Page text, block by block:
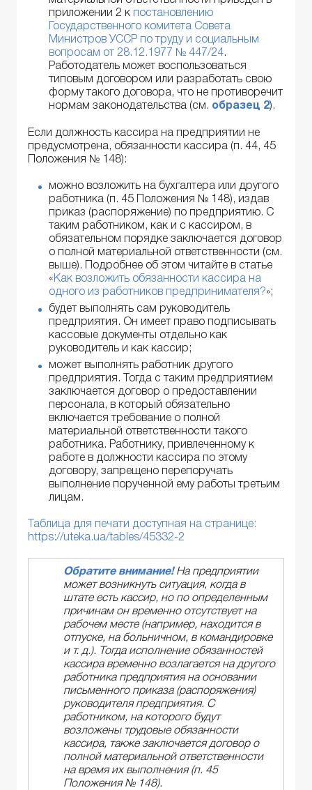
приложении 2 к постановлению
Государственного комитета Совета
Министров УССР по труду и социальным
вопросам от 28.12.1977 № 447/24.
Работодатель может воспользоваться
типовым договором или разработать свою
форму такого договора, что не противоречит
нормам законодательства (см. образец 2).
Если должность кассира на предприятии не
предусмотрена, обязанности кассира (п. 44, 45
Положения № 148):
можно возложить на бухгалтера или другого
работника (п. 45 Положения № 148), издав
приказ (распоряжение) по предприятию. С
таким работником, как и с кассиром, в
обязательном порядке заключается договор
о полной материальной ответственности (см.
выше). Подробнее об этом читайте в статье
« Как возложить обязанности кассира на
одного из работников предпринимателя?»;
будет выполнять сам руководитель
предприятия. Он имеет право подписывать
кассовые документы отдельно как
руководитель и как кассир;
может выполнять работник другого
предприятия. Тогда с таким предприятием
заключается договор о предоставлении
персонала, в который обязательно
включается требование о полной
материальной ответственности такого
работника. Работнику, привлеченному к
работе в должности кассира по этому
договору, запрещено перепоручать
выполнение порученной ему работы третьим
лицам.
Таблица для печати доступная на странице:
https://uteka.ua/tables/45332-2
Обратите внимание!На предприятии
может возникнуть ситуация, когда в
штате есть кассир, но по определенным
причинам он временно отсутствует на
рабочем месте (например, находится в
отпуске, на больничном, в командировке
и т. д.). Тогда исполнение обязанностей
кассира временно возлагается на другого
работника предприятия на основании
письменного приказа (распоряжения)
руководителя предприятия. С
работником, на которого будут
возложены трудовые обязанности
кассира, также заключается договор о
полной материальной ответственности
на время их выполнения (п. 45
Положения № 148).